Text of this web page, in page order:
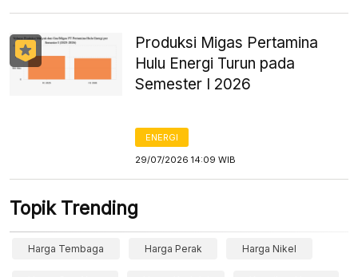
Produksi Migas Pertamina
Hulu Energi Turun pada
Semester I 2026
ENERGI
29/07/2026 14:09 WIB
Topik Trending
Harga Tembaga Harga Perak Harga Nikel